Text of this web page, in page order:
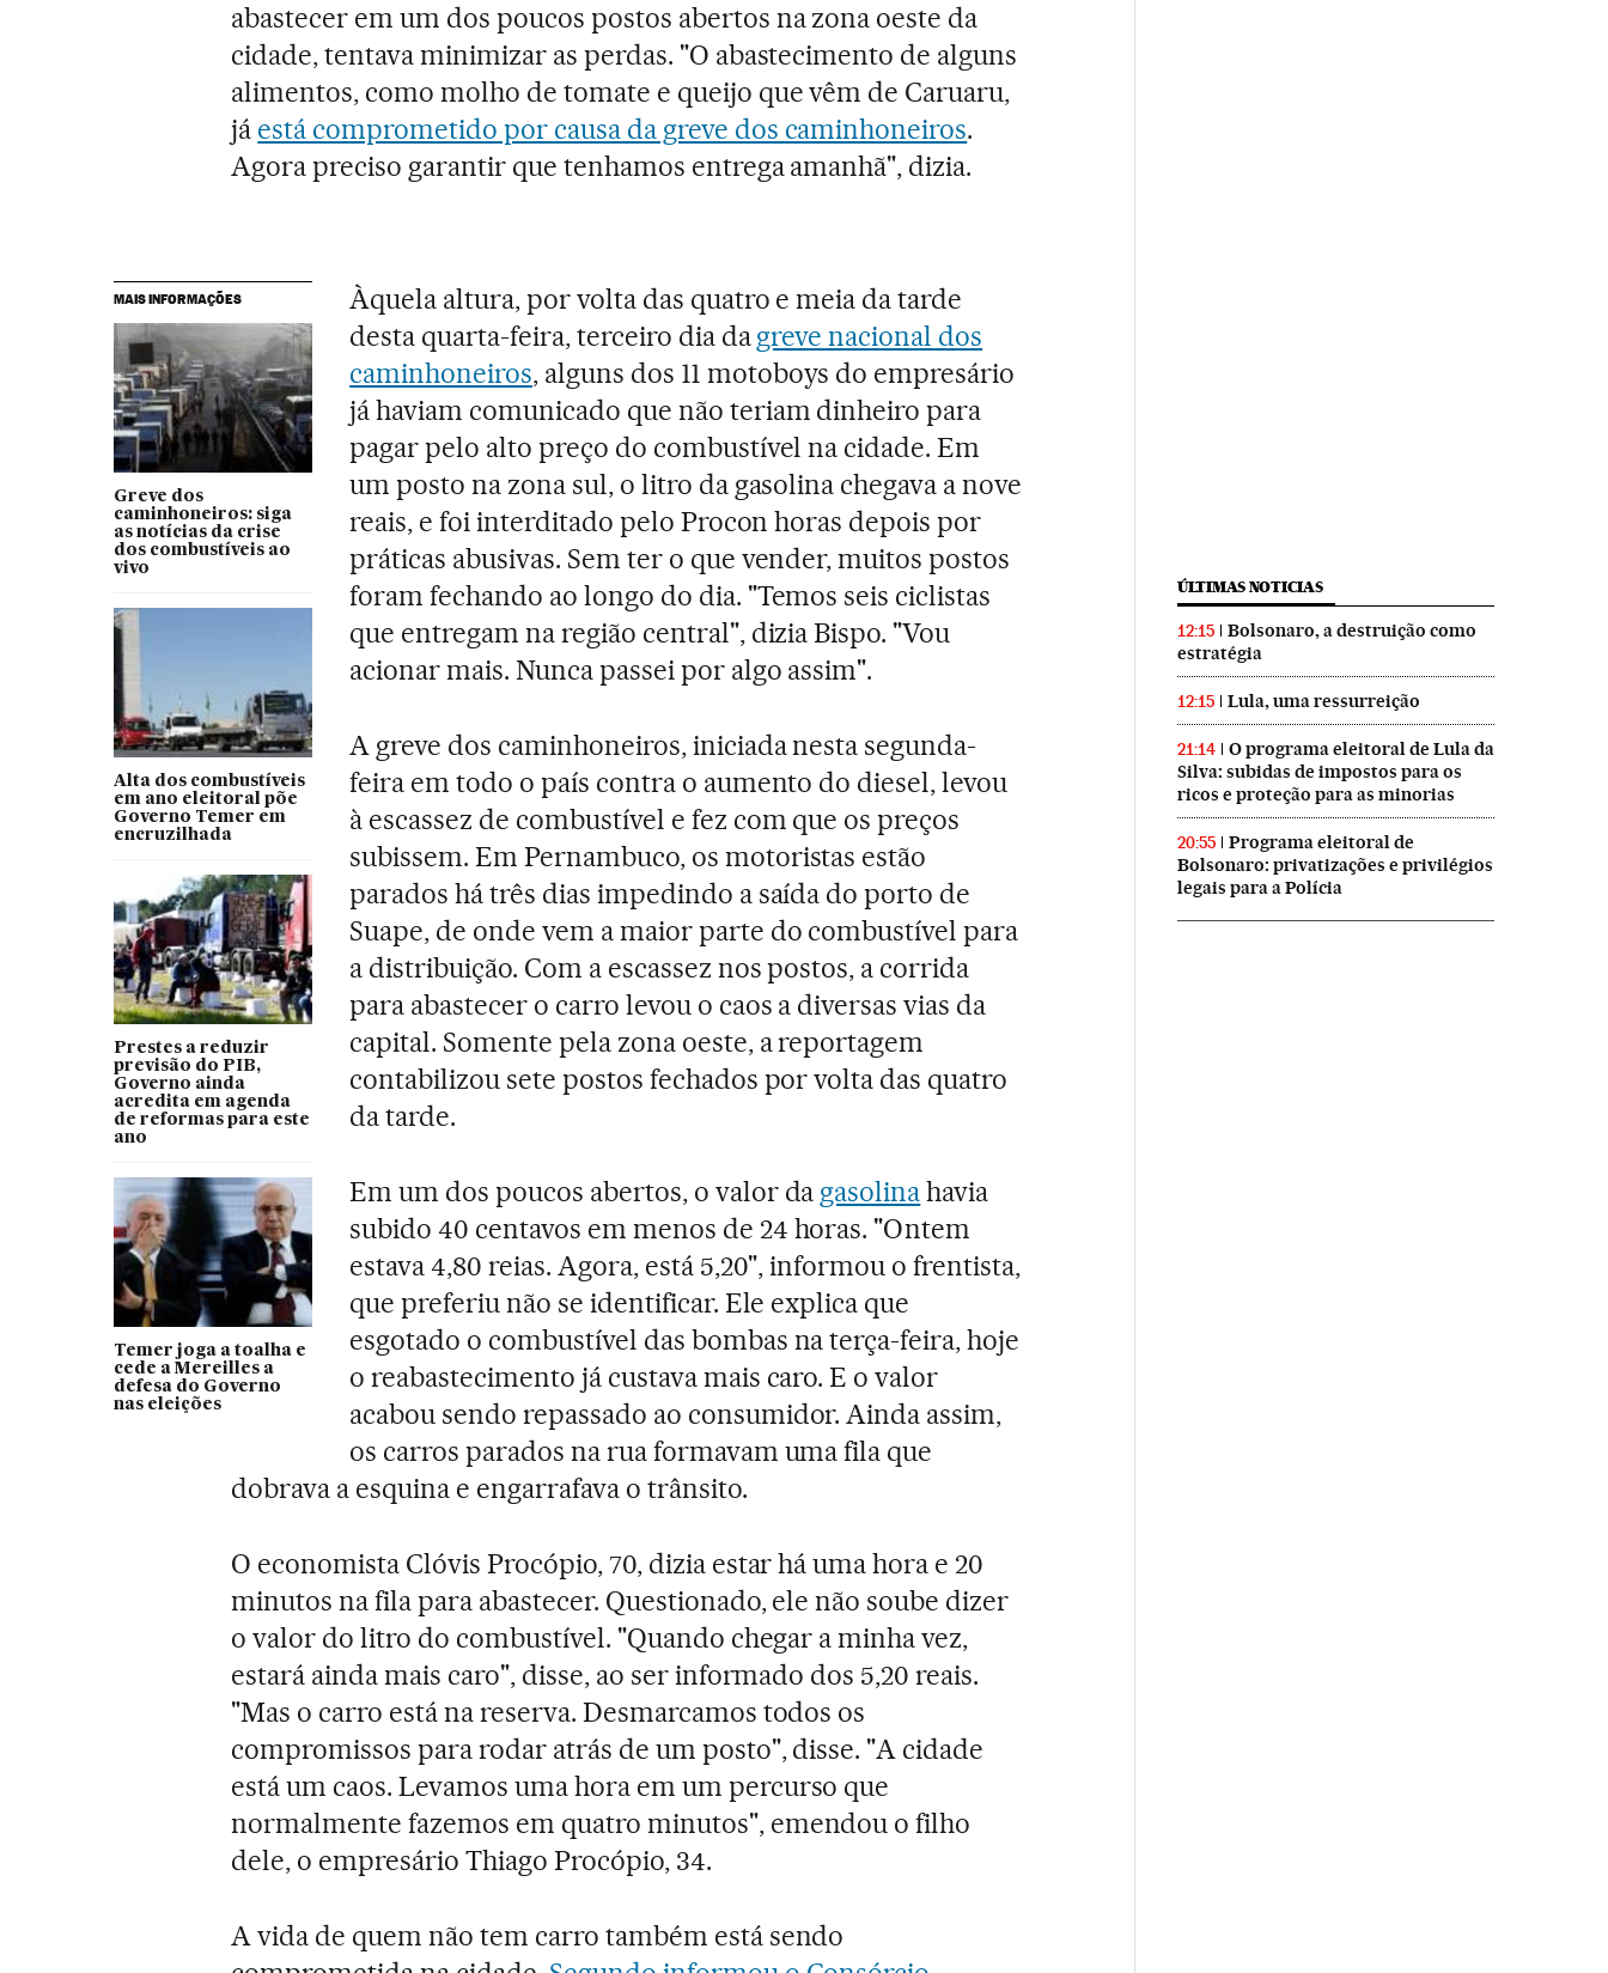
abastecer em um dos poucos postos abertos na zona oeste da
cidade, tentava minimizar as perdas. "O abastecimento de alguns
alimentos, como molho de tomate e queijo que vêm de Caruaru,
já está comprometido por causa da greve dos caminhoneiros.
Agora preciso garantir que tenhamos entrega amanhã", dizia.
MAIS INFORMAÇÕES
Greve dos
caminhoneiros: siga
as notícias da crise
dos combustíveis ao
vivo
Alta dos combustíveis
em ano eleitoral põe
Governo Temer em
encruzilhada
Prestes a reduzir
previsão do PIB,
Governo ainda
acredita em agenda
de reformas para este
ano
Temer joga a toalha e
cede a Mereilles a
defesa do Governo
nas eleições
Àquela altura, por volta das quatro e meia da tarde
desta quarta-feira, terceiro dia dagreve nacional dos
caminhoneiros, alguns dos 11 motoboys do empresário
já haviam comunicado que não teriam dinheiro para
pagar pelo alto preço do combustível na cidade. Em
um posto na zona sul, o litro da gasolina chegava a nove
reais, e foi interditado pelo Procon horas depois por
práticas abusivas. Sem ter o que vender, muitos postos
foram fechando ao longo do dia. "Temos seis ciclistas
que entregam na região central", dizia Bispo. "Vou
acionar mais. Nunca passei por algo assim".
A greve dos caminhoneiros, iniciada nesta segunda-
feira em todo o país contra o aumento do diesel, levou
à escassez de combustível e fez com que os preços
subissem. Em Pernambuco, os motoristas estão
parados há três dias impedindo a saída do porto de
Suape, de onde vem a maior parte do combustível para
a distribuição. Com a escassez nos postos, a corrida
para abastecer o carro levou o caos a diversas vias da
capital. Somente pela zona oeste, a reportagem
contabilizou sete postos fechados por volta das quatro
da tarde.
Em um dos poucos abertos, o valor da gasolinahavia
subido 40 centavos em menos de 24 horas. "Ontem
estava 4,80 reias. Agora, está 5,20", informou o frentista,
que preferiu não se identificar. Ele explica que
esgotado o combustível das bombas na terça-feira, hoje
o reabastecimento já custava mais caro. E o valor
acabou sendo repassado ao consumidor. Ainda assim,
os carros parados na rua formavam uma fila que
dobrava a esquina e engarrafava o trânsito.
O economista Clóvis Procópio, 70, dizia estar há uma hora e 20
minutos na fila para abastecer. Questionado, ele não soube dizer
o valor do litro do combustível. "Quando chegar a minha vez,
estará ainda mais caro", disse, ao ser informado dos 5,20 reais.
"Mas o carro está na reserva. Desmarcamos todos os
compromissos para rodar atrás de um posto", disse. "A cidade
está um caos. Levamos uma hora em um percurso que
normalmente fazemos em quatro minutos", emendou o filho
dele, o empresário Thiago Procópio, 34.
A vida de quem não tem carro também está sendo
ÚLTIMAS NOTICIAS
12:15
Bolsonaro, a destruição como
estratégia
12:15 Lula, uma ressurreição
21:14
O programa eleitoral de Lula da
Silva: subidas de impostos para os
ricos e proteção para as minorias
20:55
Programa eleitoral de
Bolsonaro: privatizações e privilégios
legais para a Polícia